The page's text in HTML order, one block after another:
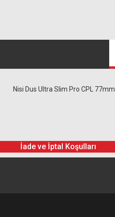
Nisi Dus Ultra Slim Pro CPL 77mm
İade ve İptal Koşulları